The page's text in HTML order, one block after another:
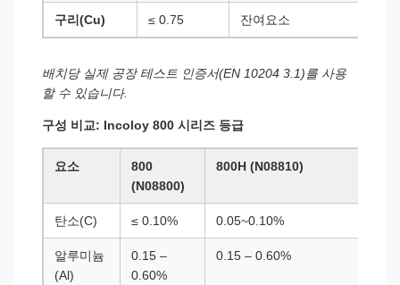
구리(Cu) ≤ 0.75 잔여요소
배치당 실제 공장 테스트 인증서(EN 10204 3.1)를 사용
할 수 있습니다.
구성 비교: Incoloy 800 시리즈 등급
요소
800
(N08800)
800H (N08810)
탄소(C) ≤ 0.10% 0.05~0.10%
알루미늄
(Al)
0.15 –
0.60%
0.15 – 0.60%